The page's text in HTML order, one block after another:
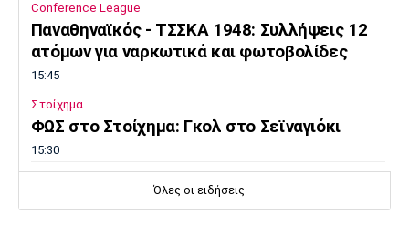
Conference League
Παναθηναϊκός - ΤΣΣΚΑ 1948: Συλλήψεις 12
ατόμων για ναρκωτικά και φωτοβολίδες
15:45
Στοίχημα
ΦΩΣ στο Στοίχημα: Γκολ στο Σεϊναγιόκι
15:30
Ανοιχτή Θάλασσα: Εξαιρετική εμφάνιση και
Όλες οι ειδήσεις